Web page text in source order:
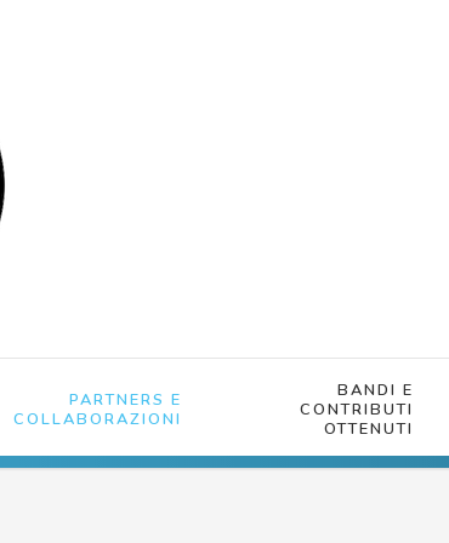
PARTNERS E
COLLABORAZIONI
BANDI E
CONTRIBUTI
OTTENUTI